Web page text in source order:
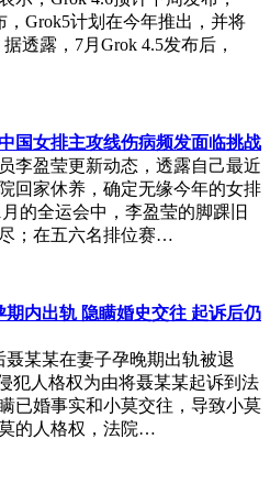
，Grok5计划在今年推出，并将
透露，7月Grok 4.5发布后，
国女排主攻线伤病频发面临挑战
李盈莹更新动态，透露自己最近
回家休养，确定无缘今年的女排
的全运会中，李盈莹的脚踝旧
；在五六名排位赛…
内出轨 隐瞒婚史交往 起诉后仍
某某在妻子孕晚期出轨被退
犯人格权为由将聂某某起诉到法
已婚事实和小莫交往，导致小莫
的人格权，法院…